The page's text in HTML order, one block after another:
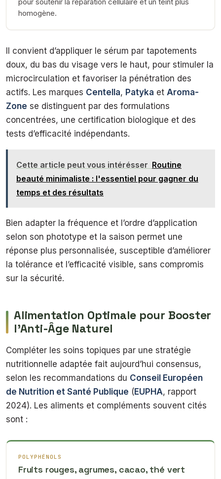
pour soutenir la réparation cellulaire et un teint plus
homogène.
Il convient d’appliquer le sérum par tapotements
doux, du bas du visage vers le haut, pour stimuler la
microcirculation et favoriser la pénétration des
actifs. Les marques Centella, Patyka et Aroma-
Zone se distinguent par des formulations
concentrées, une certification biologique et des
tests d’efficacité indépendants.
Cette article peut vous intérésser Routine
beauté minimaliste : l'essentiel pour gagner du
temps et des résultats
Bien adapter la fréquence et l’ordre d’application
selon son phototype et la saison permet une
réponse plus personnalisée, susceptible d’améliorer
la tolérance et l’efficacité visible, sans compromis
sur la sécurité.
Alimentation Optimale pour Booster
l’Anti-Âge Naturel
Compléter les soins topiques par une stratégie
nutritionnelle adaptée fait aujourd’hui consensus,
selon les recommandations du Conseil Européen
de Nutrition et Santé Publique ( EUPHA, rapport
2024). Les aliments et compléments souvent cités
sont :
POLYPHÉNOLS
Fruits rouges, agrumes, cacao, thé vert